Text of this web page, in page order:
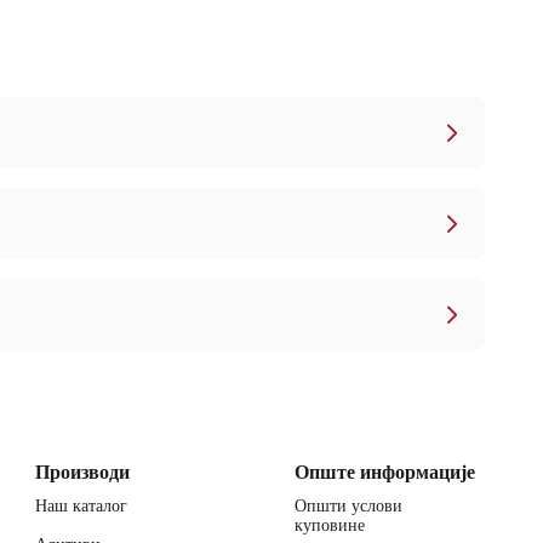
Производи
Наш каталог
Опште информације
Општи услови
куповине